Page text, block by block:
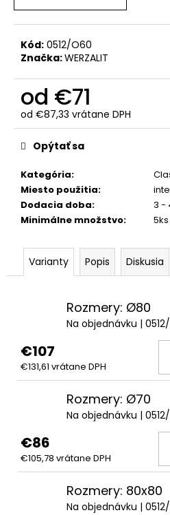
Kód: 0512/O60
Značka:WERZALIT
od €71
od €87,33 vrátane DPH
Jednotková
cena:
Kategória:
Miesto použitia:
Dodacia doba:
3 -
Minimálne množstvo:
Opýtať sa
Varianty Popis Diskusia
Rozmery: Ø80
Na objednávku |
€107
€131,61 vrátane DPH
Rozmery: Ø70
Na objednávku |
€86
€105,78 vrátane DPH
Rozmery: 80x80
Na objednávku |